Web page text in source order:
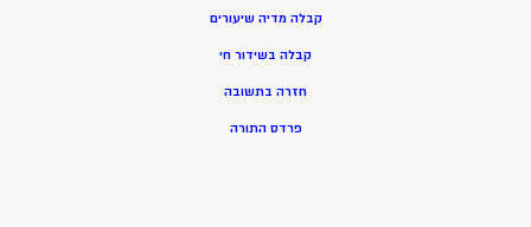
קבלה מדיה שיעורים
קבלה בשידור חי
חזרה בתשובה
פרדס התורה